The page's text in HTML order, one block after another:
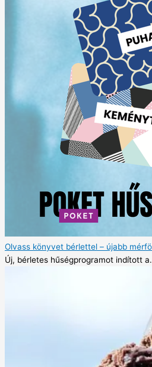
Olvass könyvet bérlettel – újabb
Új, bérletes hűségprogramot indított